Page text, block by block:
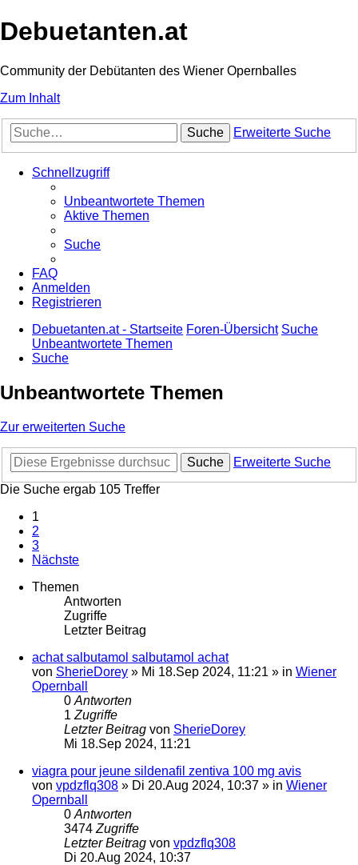
Debuetanten.at
Community der Debütanten des Wiener Opernballes
Zum Inhalt
Suche Erweiterte Suche
Schnellzugriff
Unbeantwortete Themen
Aktive Themen
Suche
FAQ
Anmelden
Registrieren
Debuetanten.at - Startseite Foren-Übersicht Suche
Unbeantwortete Themen
Suche
Unbeantwortete Themen
Zur erweiterten Suche
Suche
Erweiterte Suche
Die Suche ergab 105 Treffer
1
2
3
Nächste
Themen
Antworten
Zugriffe
Letzter Beitrag
achat salbutamol salbutamol achat
von SherieDorey » Mi 18.Sep 2024, 11:21 » in Wiener
Opernball
0 Antworten
1 Zugriffe
Letzter Beitrag von SherieDorey
Mi 18.Sep 2024, 11:21
viagra pour jeune sildenafil zentiva 100 mg avis
von vpdzflq308 » Di 20.Aug 2024, 10:37 » in Wiener
Opernball
0 Antworten
3474 Zugriffe
Letzter Beitrag von vpdzflq308
Di 20.Aug 2024, 10:37